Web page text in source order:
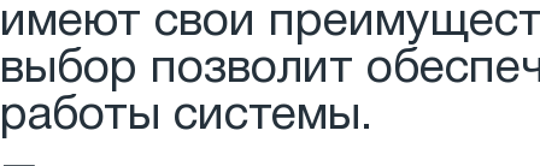
имеют свои
выбор позволит
работы системы.